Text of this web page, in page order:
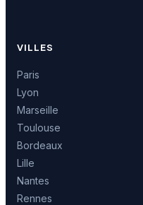
VILLES
Paris
Lyon
Marseille
Toulouse
Bordeaux
Lille
Nantes
Rennes